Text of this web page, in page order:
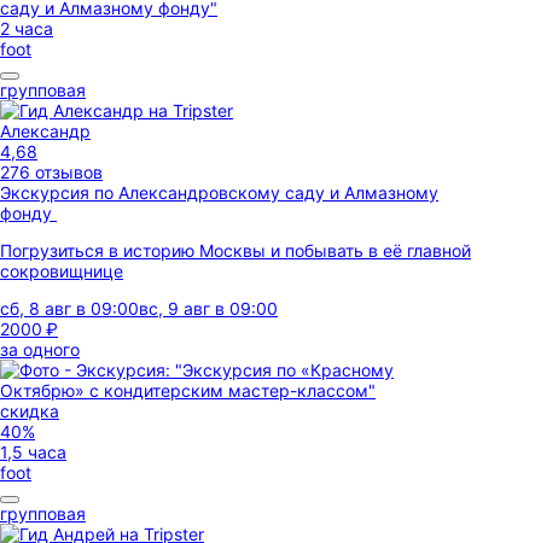
2 часа
foot
групповая
Александр
4,68
276 отзывов
Экскурсия по Александровскому саду и Алмазному
фонду
Погрузиться в историю Москвы и побывать в её главной
сокровищнице
сб, 8 авг в 09:00вс, 9 авг в 09:00
2000 ₽
за одного
скидка
40%
1,5 часа
foot
групповая